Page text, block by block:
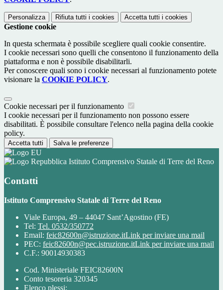
Personalizza Rifiuta tutti i cookies Accetta tutti i cookies
Gestione cookie
In questa schermata è possibile scegliere quali cookie consentire.
I cookie necessari sono quelli che consentono il funzionamento della
piattaforma e non è possibile disabilitarli.
Per conoscere quali sono i cookie necessari al funzionamento potete
visionare la COOKIE POLICY.
Cookie necessari per il funzionamento
I cookie necessari per il funzionamento non possono essere
disabilitati. È possibile consultare l'elenco nella pagina della cookie
policy.
Accetta tutti Salva le preferenze
Istituto Comprensivo Statale di Terre del Reno
Contatti
Istituto Comprensivo Statale di Terre del Reno
Viale Europa, 49 – 44047 Sant’Agostino (FE)
Tel: Tel. 0532/350772
Email: feic82600n@istruzione.itLink per inviare una mail
PEC: feic82600n@pec.istruzione.itLink per inviare una mail
C.F.: 90014930383
Cod. Ministeriale FEIC82600N
Conto tesoreria 320345
Elenco plessi: